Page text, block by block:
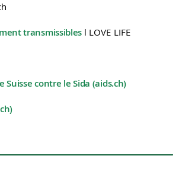
transmissibles l LOVE LIFE
Suisse contre le Sida (aids.ch)